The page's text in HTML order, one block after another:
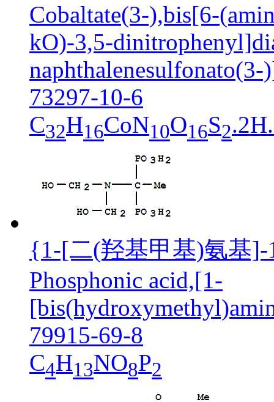
Cobaltate(3-),bis[6-
kO)-3,5-
73297-10-6
C32H16CoN10O16S2
{1-[二(羟基甲基)氨基
Phosphonic acid,[1-
79915-69-8
C4H13NO8P2